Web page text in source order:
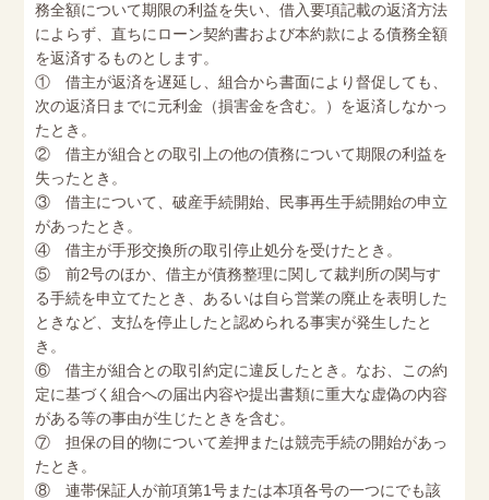
務全額について期限の利益を失い、借入要項記載の返済方法
によらず、直ちにローン契約書および本約款による債務全額
を返済するものとします。
① 借主が返済を遅延し、組合から書面により督促しても、
次の返済日までに元利金（損害金を含む。）を返済しなかっ
たとき。
② 借主が組合との取引上の他の債務について期限の利益を
失ったとき。
③ 借主について、破産手続開始、民事再生手続開始の申立
があったとき。
④ 借主が手形交換所の取引停止処分を受けたとき。
⑤ 前2号のほか、借主が債務整理に関して裁判所の関与す
る手続を申立てたとき、あるいは自ら営業の廃止を表明した
ときなど、支払を停止したと認められる事実が発生したと
き。
⑥ 借主が組合との取引約定に違反したとき。なお、この約
定に基づく組合への届出内容や提出書類に重大な虚偽の内容
がある等の事由が生じたときを含む。
⑦ 担保の目的物について差押または競売手続の開始があっ
たとき。
⑧ 連帯保証人が前項第1号または本項各号の一つにでも該